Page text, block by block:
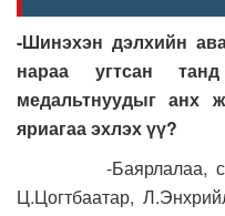
-Шинэхэн дэлхийн
нараа угтсан
медальтнуудыг анх
яриагаа эхлэх үү?
-Баярлалаа,
Ц.Цогтбаатар,